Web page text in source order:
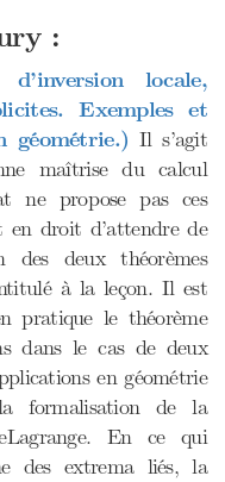
:
locale,
Exemples et
géométrie.) Il s’agit
maîtrise du calcul
ne propose pas ces
en droit d’attendre de
des deux théorèmes
à la leçon. Il est
pratique le théorème
dans le cas de deux
en géométrie
formalisation de la
En ce qui
des extrema liés, la